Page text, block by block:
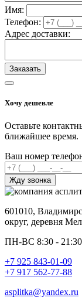
Имя:
Телефон:
Адрес доставки:
Хочу дешевле
Оставьте
ближайшее время.
Ваш номер
601010,
округ, деревня
ПН-ВС 8:30 - 21:30
+7 925 843-01-09
+7 917 562-77-88
asplitka@yandex.ru